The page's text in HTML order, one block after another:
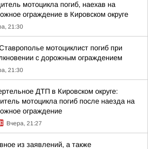
мотоцикла погиб, наехав на
ограждение в Кировском округе
21:30
мотоциклист погиб при
с дорожным ограждением
21:30
ДТП в Кировском округе:
мотоцикла погиб после наезда на
ограждение
Вчера, 21:27
из заявлений, а также